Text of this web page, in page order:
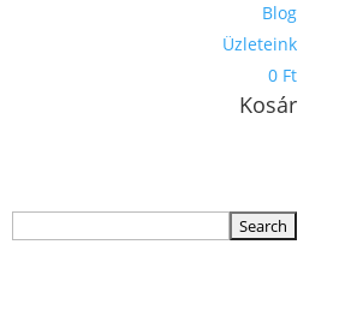
Blog
Üzleteink
0 Ft
Kosár